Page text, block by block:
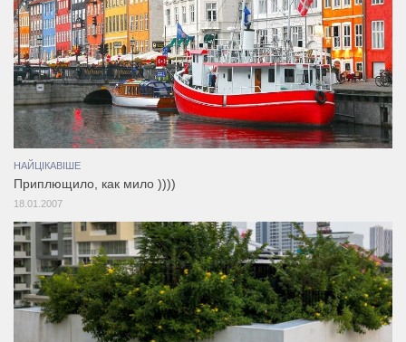
НАЙЦІКАВІШЕ
Приплющило, как мило ))))
18.01.2007